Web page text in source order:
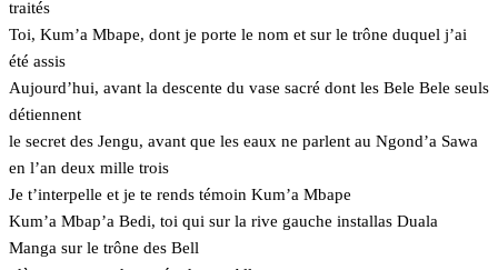
traités
Toi, Kum’a Mbape, dont je porte le nom et sur le trône duquel j’ai
été assis
Aujourd’hui, avant la descente du vase sacré dont les Bele Bele seuls
détiennent
le secret des Jengu, avant que les eaux ne parlent au Ngond’a Sawa
en l’an deux mille trois
Je t’interpelle et je te rends témoin Kum’a Mbape
Kum’a Mbap’a Bedi, toi qui sur la rive gauche installas Duala
Manga sur le trône des Bell